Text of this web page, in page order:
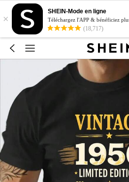
×
SHEIN-Mode en ligne
Téléchargez l'APP & bénéficiez
(18,717)